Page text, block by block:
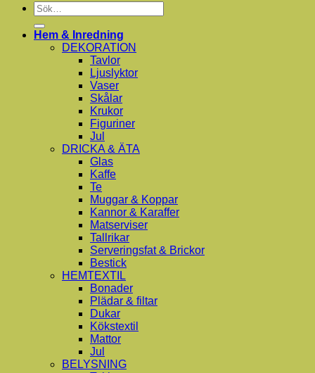
Sök
efter:
Hem & Inredning
DEKORATION
Tavlor
Ljuslyktor
Vaser
Skålar
Krukor
Figuriner
Jul
DRICKA & ÄTA
Glas
Kaffe
Te
Muggar & Koppar
Kannor & Karaffer
Matserviser
Tallrikar
Serveringsfat & Brickor
Bestick
HEMTEXTIL
Bonader
Plädar & filtar
Dukar
Kökstextil
Mattor
Jul
BELYSNING